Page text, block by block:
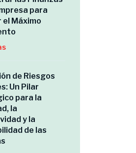
para
Máximo
de Riesgos
Un Pilar
para la
la
y la
de las